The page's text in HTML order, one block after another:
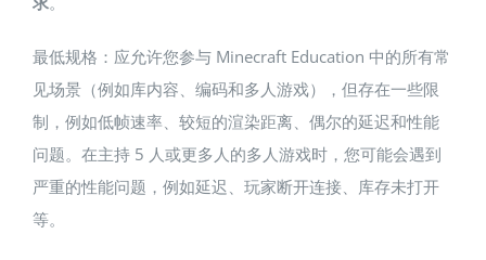
最低规格：应允许您参与 Minecraft Education 中的所有常
见场景（例如库内容、编码和多人游戏），但存在一些限
制，例如低帧速率、较短的渲染距离、偶尔的延迟和性能
问题。在主持 5 人或更多人的多人游戏时，您可能会遇到
严重的性能问题，例如延迟、玩家断开连接、库存未打开
等。